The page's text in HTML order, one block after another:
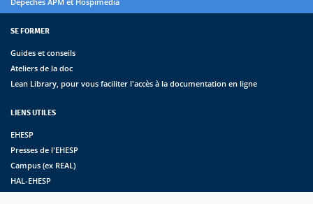
SE FORMER
Guides et conseils
Ateliers de la doc
Lean Library, pour vous faciliter l'accès à la documentation en ligne
LIENS UTILES
EHESP
Presses de l'EHESP
Campus (ex REAL)
HAL-EHESP